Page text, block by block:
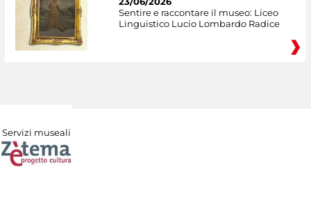
Sentire e raccontare il museo: Liceo
Linguistico Lucio Lombardo Radice
Servizi museali